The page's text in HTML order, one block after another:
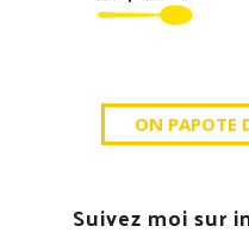
ON PAPOTE
Suivez moi sur